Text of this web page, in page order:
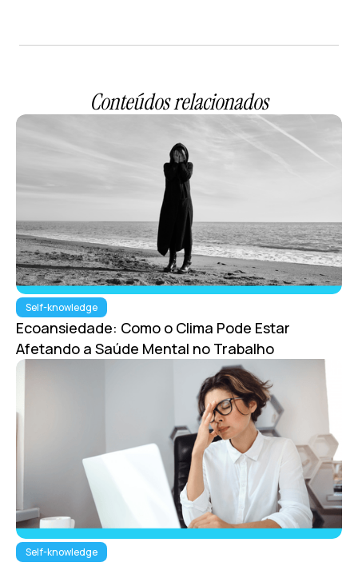
Conteúdos relacionados
Self-knowledge
Ecoansiedade: Como o Clima Pode Estar
Afetando a Saúde Mental no Trabalho
Self-knowledge